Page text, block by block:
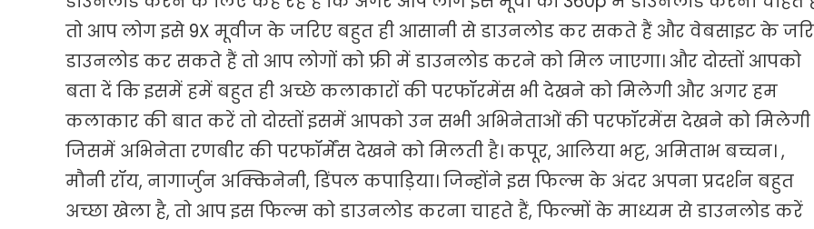
तो आप लोग इसे 9X मूवीज के जरिए बहुत ही आसानी से डाउनलोड कर सकते हैं और वेबसाइट के
डाउनलोड कर सकते हैं तो आप लोगों को फ्री में डाउनलोड करने को मिल जाएगा। और दोस्तों आपको
बता दें कि इसमें हमें बहुत ही अच्छे कलाकारों की परफॉरमेंस भी देखने को मिलेगी और अगर हम
कलाकार की बात करें तो दोस्तों इसमें आपको उन सभी अभिनेताओं की परफॉरमेंस देखने को मिलेगी
जिसमें अभिनेता रणबीर की परफॉर्मेंस देखने को मिलती है। कपूर, आलिया भट्ट, अमिताभ बच्चन। ,
मौनी रॉय, नागार्जुन अक्किनेनी, डिंपल कपाड़िया। जिन्होंने इस फिल्म के अंदर अपना प्रदर्शन बहुत
अच्छा खेला है, तो आप इस फिल्म को डाउनलोड करना चाहते हैं, फिल्मों के माध्यम से डाउनलोड करें